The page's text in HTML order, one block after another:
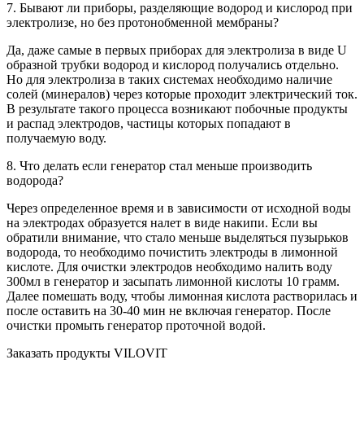
7. Бывают ли приборы, разделяющие водород и кислород при
электролизе, но без протонобменной мембраны?
Да, даже самые в первых приборах для электролиза в виде U
образной трубки водород и кислород получались отдельно.
Но для электролиза в таких системах необходимо наличие
солей (минералов) через которые проходит электрический ток.
В результате такого процесса возникают побочные продукты
и распад электродов, частицы которых попадают в
получаемую воду.
8. Что делать если генератор стал меньше производить
водорода?
Через определенное время и в зависимости от исходной воды
на электродах образуется налет в виде накипи. Если вы
обратили внимание, что стало меньше выделяться пузырьков
водорода, то необходимо почистить электроды в лимонной
кислоте. Для очистки электродов необходимо налить воду
300мл в генератор и засыпать лимонной кислоты 10 грамм.
Далее помешать воду, чтобы лимонная кислота растворилась и
после оставить на 30-40 мин не включая генератор. После
очистки промыть генератор проточной водой.
Заказать продукты VILOVIT